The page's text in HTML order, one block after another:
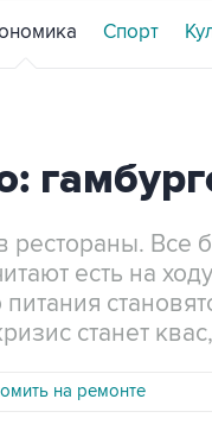
Спорт
рестораны. Все
есть на
станет
на ремонте